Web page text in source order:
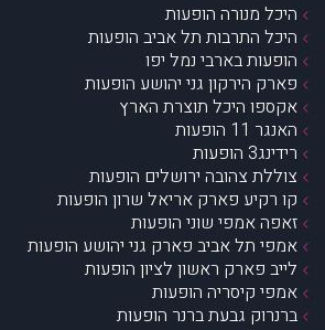
היכל מנורה הופעות
היכל התרבות תל אביב הופעות
הופעות בארבי נמל יפו
פארק הירקון גני יהושע הופעות
אקספו היכל תוצרת הארץ
האנגר 11 הופעות
רידינג3 הופעות
צוללת צהובה ירושלים הופעות
קו רקיע פארק אריאל שרון הופעות
זאפה אמפי שוני הופעות
אמפי תל אביב פארק גני יהושע הופעות
לייב פארק ראשון לציון הופעות
אמפי קיסריה הופעות
ברנרוק גבעת ברנר הופעות